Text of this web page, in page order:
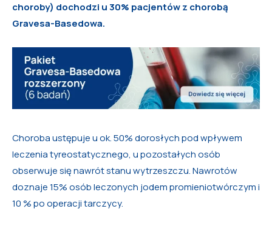
choroby) dochodzi u 30% pacjentów z chorobą
Gravesa-Basedowa.
Choroba ustępuje u ok. 50% dorosłych pod wpływem
leczenia tyreostatycznego, u pozostałych osób
obserwuje się nawrót stanu wytrzeszczu. Nawrotów
doznaje 15% osób leczonych jodem promieniotwórczym i
10 % po operacji tarczycy.